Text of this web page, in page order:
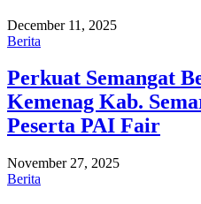
December 11, 2025
Berita
Perkuat Semangat
Kemenag Kab.
Peserta PAI Fair
November 27, 2025
Berita